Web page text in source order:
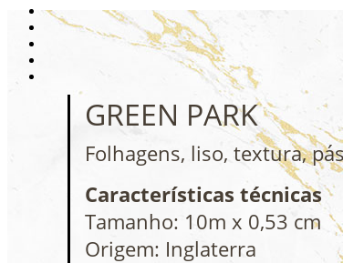
GREEN PARK
Folhagens, liso, textura,
Características técnicas
Tamanho: 10m x 0,53 cm
Origem: Inglaterra